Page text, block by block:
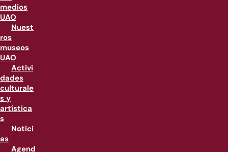
medios
UAO
Nuest
ros
museos
UAO
Activi
dades
culturale
s y
artística
s
Notici
as
Agend